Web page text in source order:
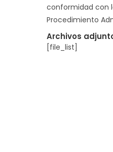
conformidad con
Procedimiento
Archivos
[file_list]